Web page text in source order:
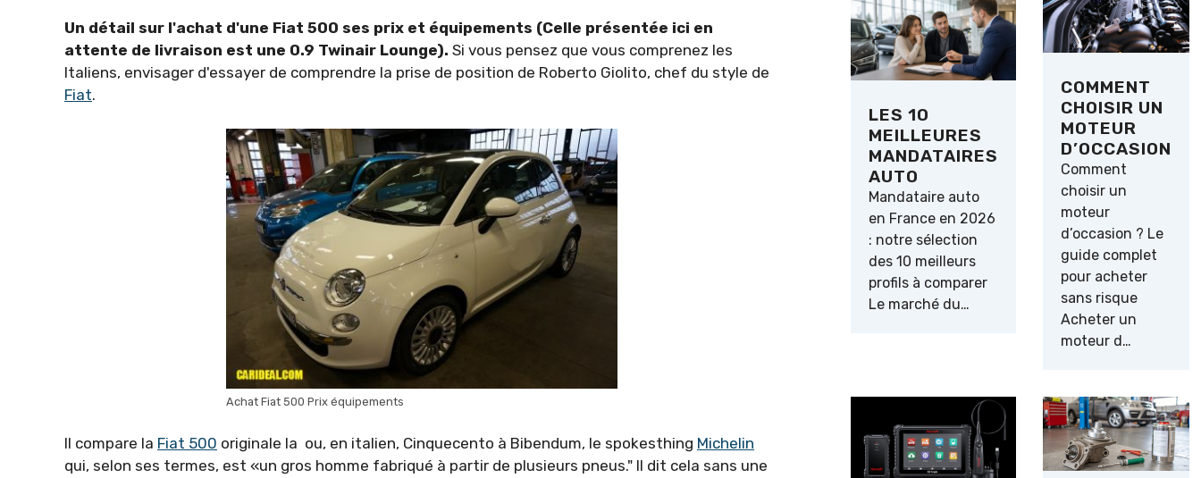
Un détail sur l'achat d'une Fiat 500 ses prix et équipements (Celle présentée ici en
attente de livraison est une 0.9 Twinair Lounge). Si vous pensez que vous comprenez les
Italiens, envisager d'essayer de comprendre la prise de position de Roberto Giolito, chef du style de
Fiat.
Achat Fiat 500 Prix équipements
Il compare la Fiat 500 originale la ou, en italien, Cinquecento à Bibendum, le spokesthing Michelin
qui, selon ses termes, est «un gros homme fabriqué à partir de plusieurs pneus." Il dit cela sans une
LES 10
MEILLEURES
MANDATAIRES
AUTO
Mandataire auto
en France en 2026
: notre sélection
des 10 meilleurs
profils à comparer
Le marché du…
COMMENT
CHOISIR UN
MOTEUR
D’OCCASION
Comment
choisir un
moteur
d’occasion ? Le
guide complet
pour acheter
sans risque
Acheter un
moteur d…